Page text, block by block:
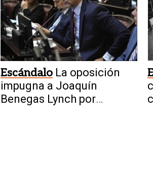
Escándalo La oposición
impugna a Joaquín
Benegas Lynch por